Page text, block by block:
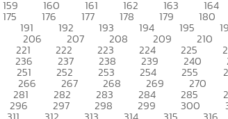
159 160 161 162 163 164
175 176 177 178 179 180
191 192 193 194 195
206 207 208 209 210
221 222 223 224 225
236 237 238 239 240
251 252 253 254 255
266 267 268 269 270
281 282 283 284 285
296 297 298 299 300